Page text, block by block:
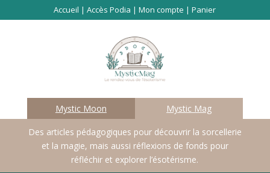
Accueil |Accès Podia |Mon compte |Panier
Mystic Moon Mystic Mag
Des articles pédagogiques pour découvrir la sorcellerie
et la magie, mais aussi réflexions de fonds pour
réfléchir et explorer l’ésotérisme.